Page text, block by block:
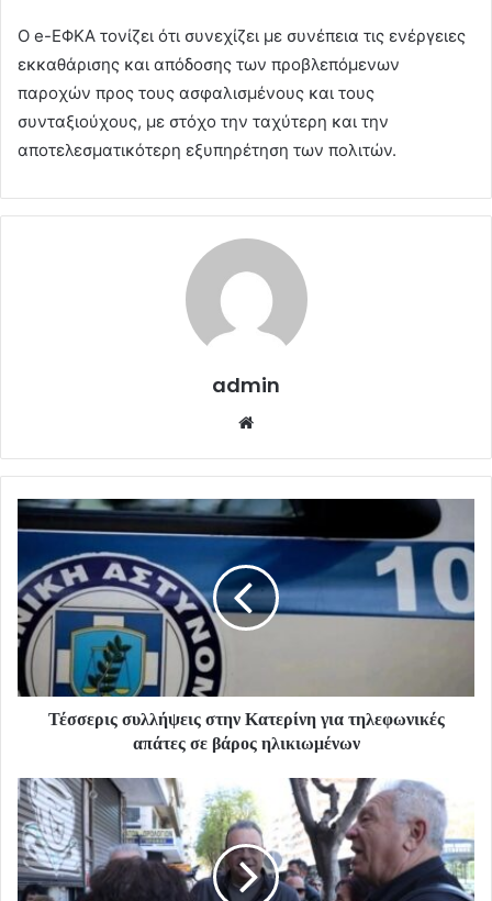
Ο e-ΕΦΚΑ τονίζει ότι συνεχίζει με συνέπεια τις ενέργειες
εκκαθάρισης και απόδοσης των προβλεπόμενων
παροχών προς τους ασφαλισμένους και τους
συνταξιούχους, με στόχο την ταχύτερη και την
αποτελεσματικότερη εξυπηρέτηση των πολιτών.
admin
Τέσσερις συλλήψεις στην Κατερίνη για τηλεφωνικές
απάτες σε βάρος ηλικιωμένων